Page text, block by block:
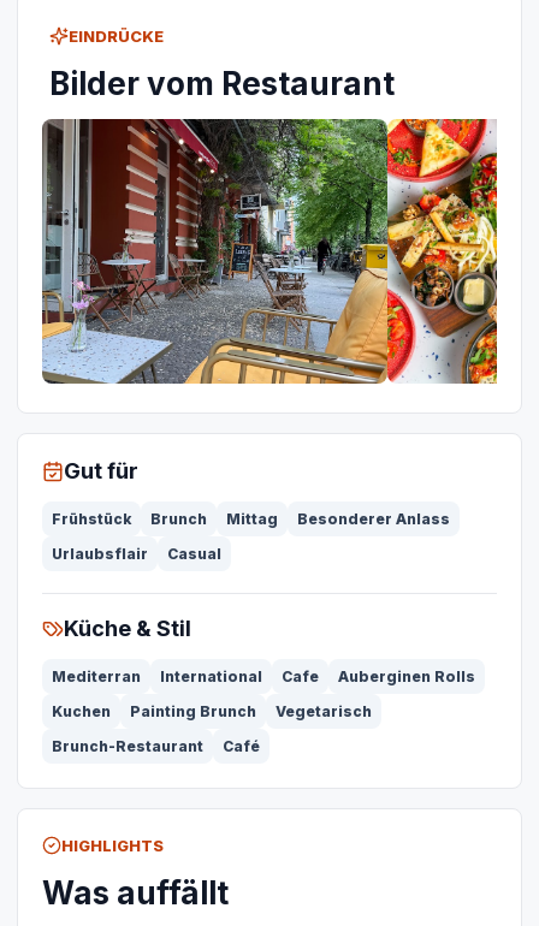
EINDRÜCKE
Bilder vom Restaurant
Gut für
Frühstück Brunch Mittag
Besonderer Anlass
Urlaubsflair
Casual
Küche & Stil
Mediterran International Cafe
Auberginen Rolls
Kuchen
Painting Brunch
Vegetarisch
Brunch-Restaurant
Café
HIGHLIGHTS
Was auffällt